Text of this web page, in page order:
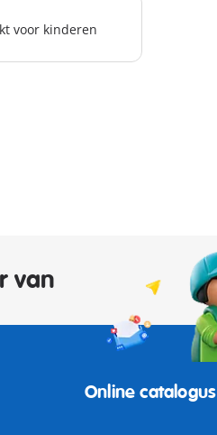
voor kinderen
van
Online catalogus